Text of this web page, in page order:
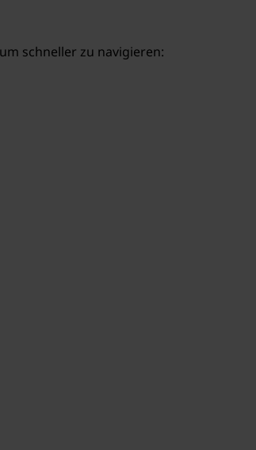
schneller zu navigieren: